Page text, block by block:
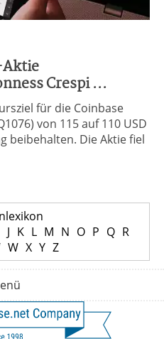
Crespi ...
für die Coinbase
von 115 auf 110 USD
beibehalten. Die Aktie fiel
J K L M N O P Q R
W X Y Z